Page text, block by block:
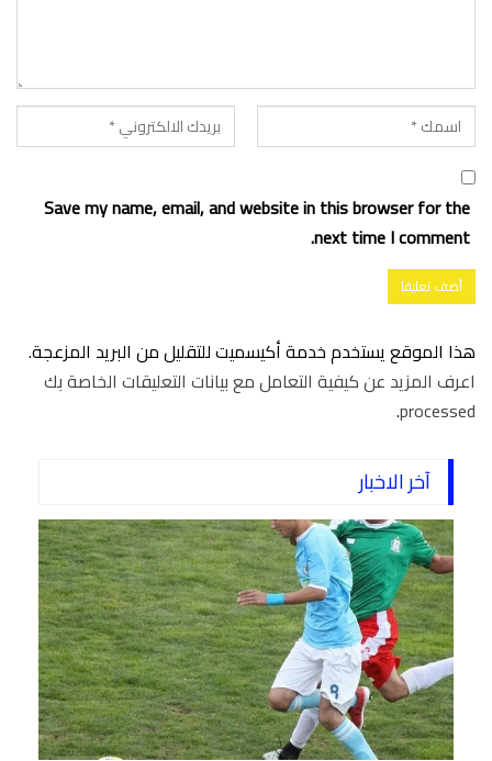
Save my name, email, and website in this browser for the
next time I comment.
هذا الموقع يستخدم خدمة أكيسميت للتقليل من البريد المزعجة.
اعرف المزيد عن كيفية التعامل مع بيانات التعليقات الخاصة بك
processed
.
آخر الاخبار